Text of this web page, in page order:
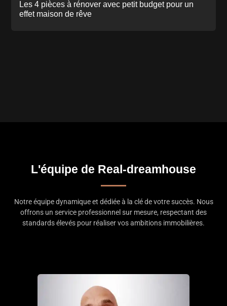
Les 4 pièces à rénover avec petit budget pour un
effet maison de rêve
L'équipe de Real-dreamhouse
Notre équipe dynamique et dédiée à la clé de votre succès. Nous
offrons un service professionnel sur mesure, respectant des
standards élevés pour réaliser vos ambitions immobilières.